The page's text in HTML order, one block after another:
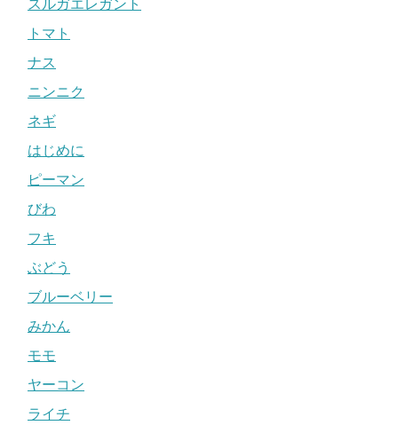
スルガエレガント
トマト
ナス
ニンニク
ネギ
はじめに
ピーマン
びわ
フキ
ぶどう
ブルーベリー
みかん
モモ
ヤーコン
ライチ